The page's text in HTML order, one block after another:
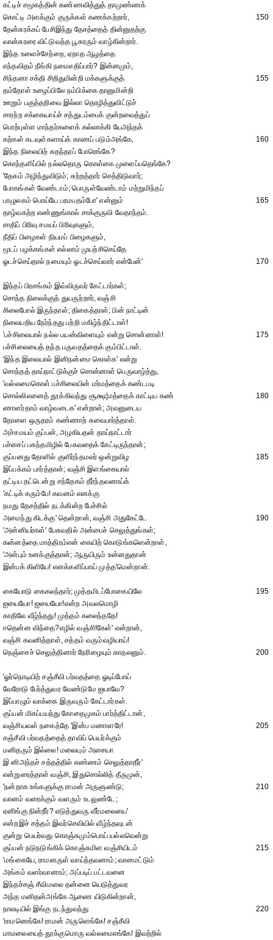
கட்டிச் சமூகத்தின் கண்ணவித்துத் தாமுண்ணக்
கொட்டி அளக்கும் குருக்கள் கணக்கற்றார்,
150
தேன்சுரக்கப் பேசிஇந்து தேசத்தைத் தின்னுதற்கு
வான்சுரரை விட்டுவந்த பூசுரரும் வாழ்கின்றார்.
இந்த உளைச்சேற்றை, ஏறாத ஆழத்தை
எந்தவிதம் நீங்கி நமைஎதிப்பார்? இன்னமும்,
சிந்தனா சக்தி சிறிதுமின்றி மக்களுக்குத்
155
தம்தோள் உழைப்பிலே நம்பிக்கை தானுமின்றி
ஊறும் பகுத்தறிவை இல்லா தொழித்துவிட்டுச்
சாரற்ற சக்கையாய்ச் சத்துடம்பைக் குன்றவைத்துப்
பொற்புள்ள மாந்தர்களைக் கல்லாக்கி யேஅந்தக்
கற்கள் கடவுள்களாய்க் காணப் படும்அங்கே,
160
இந்த நிலையிற் சுதந்தரப் போரெங்கே?
கொந்தளிப்பில் நல்லதொரு கொள்கை முளைப்பதெங்கே?
'தேகம் அழிந்துவிடும்; சுற்றத்தார் செத்திடுவார்;
போகங்கள் வேண்டாம்; பொருள்வேண்டாம் மற்றுமிந்தப்
பாழுலகம் பொய்யே பரமபதம்போ' என்னும்
165
தாழ்வகற்ற எண்ணுங்கால் சாக்குருவி வேதாந்தம்.
சாதிப் பிரிவு சமயப் பிரிவுகளும்,
நீதிப் பிழைகள் நியமப் பிழைகளும்,
மூடப் பழக்கங்கள் எல்லாம் முயற்சிசெய்தே
ஓடச்செய்தால் நமையும் ஓடச்செய்வார் என்பேன்'
170
இந்தப் பிரசங்கம் இவ்விருவர் கேட்டார்கள்;
சொந்த நிலைக்குத் துயருற்றார், வஞ்சி
சிலைபோல் இருந்தாள்; திகைத்தாள்; பின் நாட்டின்
நிலையறிய நேர்ந்தது பற்றி மகிழ்ந்திட்டாள்!
'பச்சிலையால் நல்ல பயன்விளையும் என்று சொன்னாள்!
175
பச்சிலையைத் தந்த பருவதத்தைக் கும்பிட்டாள்.
'இந்த இலையால் இனிநன்மை கொள்க' என்று
சொந்தத் தாய்நாட்டுக்குச் சொன்னாள் பெருவாழ்த்து,
'வல்லமைகொள் பச்சிலையின் மர்மத்தைக் கண்டபடி
சொல்லிஎனைத் தூக்கிவந்து சூக்ஷ¦மத்தைக் காட்டிய கண்
180
ணாளர்தாம் வாழ்வடைக' என்றாள்; அவனுடைய
தோளை ஒருதரம் கண்ணாற் சுவைபார்த்தாள்.
அச்சமயம் குப்பன், அழகியதன் தாய்நாட்டார்
பச்சைப் பசுந்தமிழில் பேசுவதைக் கேட்டிருந்தான்;
குப்பனது தோளில் குளிர்ந்தமலர் ஒன்றுவிழ
185
இப்பக்கம் பார்த்தான்; வஞ்சி இளங்கையால்
தட்டிய தட்டென்று சந்தேகம் தீர்ந்தவனாய்க்
'கட்டிக் கரும்பே! கவனம் எனக்கு
நமது தேசத்தில் நடக்கின்ற பேச்சில்
அமைந்து கிடக்கு' தென்றான், வஞ்சி அதுகேட்டே
190
'அன்னியர்கள்' பேசுவதில் அன்பைச் செலுத்துங்கள்;
கன்னத்தை மாத்திரம்என் கையிற் கொடுங்களென்றாள்,
'அன்பும் உனக்குத்தான்; ஆருயிரும் உன்னதுதான்
இன்பக் கிளியே! எனக்களிப்பாய் முத்த'மென்றான்.
கையோடு கைகலந்தார்; முத்தமிடப்போகையிலே
195
ஐயையோ! ஐயையோ!என்ற அவலமொழி
காதிலே வீழ்ந்தது! முத்தம் கலைந்ததே!
ஈதென்ன விந்தை?எழில் வஞ்சி!கேள்' என்றான்,
வஞ்சி கவனித்தாள், சத்தம் வரும்வழியாய்!
நெஞ்சைச் செலுத்தினார் நேரிழையும் காதலனும்.
200
'ஓர்நொடியிற் சஞ்சீவி பர்வதத்தை ஓடிப்போய்
வேரோடு பேர்த்துவர வேண்டுமே ஐயாவே?
இப்பாழும் வாக்கை இருவரும் கேட்டார்கள்.
குப்பன் மிகப்பயந்து கோதைமுகம் பார்த்திட்டான்,
வஞ்சியவள் நகைத்தே 'இன்ப மணாளரே!
205
சஞ்சீவி பர்வதத்தைத் தாவிப் பெயர்க்கும்
மனிதரும் இல்லை! மலையும் அசையா
இ னிஅந்தச் சத்தத்தில் எண்ணம் செலுத்தாதீர்'
என்றுரைத்தாள் வஞ்சி, இதுசொல்லித் தீருமுன்,
'நன்றாக உங்களுக்கு ராமன் அருளுண்டு;
210
வானம் வரைக்கும் வளரும் உடலுண்டே;
ஏனிங்கு நின்றீர்? எடுத்துவரு வீர்மலையை'
என்றஇச் சத்தம் இவர்செவியில் வீழ்ந்தவுடன்
குன்று பெயர்வது கொஞ்சுமும்பொய் யல்லவென்று
குப்பன் நடுநடுங்கிக் கொஞ்சுமிள வஞ்சியிடம்
215
'மங்கையே, ராமனருள் வாய்ந்தவனாம்; வானமட்டும்
அங்கம் வளர்வானாம்; அப்படிப் பட்டவனை
இந்தச்சஞ் சீவிமலை தன்னை யெடுத்துவர
அந்த மனிதன்அங்கே ஆணை யிடுகின்றான்,
நாலடியில் இங்கு நடந்துவந்து
220
'ராமனெங்கே! ராமன் அருளெங்கே! சஞ்சீவி
மாமலையைத் தூக்குமொரு வல்லமைஎங்கே! இவற்றில்